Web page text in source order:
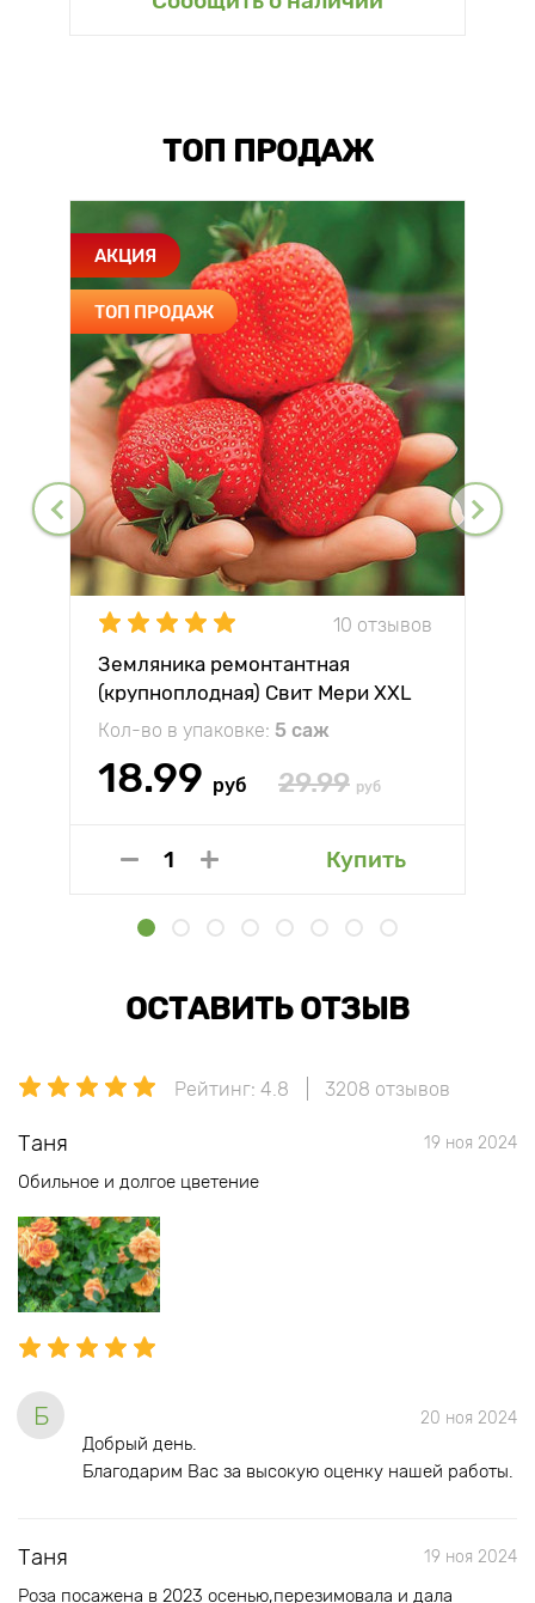
ТОП ПРОДАЖ
АКЦИЯ
ТОП ПРОДАЖ
10 отзывов
Земляника ремонтантная
(крупноплодная) Свит Мери XXL
Кол-во в упаковке: 5 саж
18.99 руб 29.99 руб
Купить
ОСТАВИТЬ ОТЗЫВ
Рейтинг: 4.8 3208 отзывов
Таня 19 ноя 2024
Обильное и долгое цветение
Б 20 ноя 2024
Добрый день.
Благодарим Вас за высокую оценку нашей работы.
Таня 19 ноя 2024
Роза посажена в 2023 осенью,перезимовала и дала